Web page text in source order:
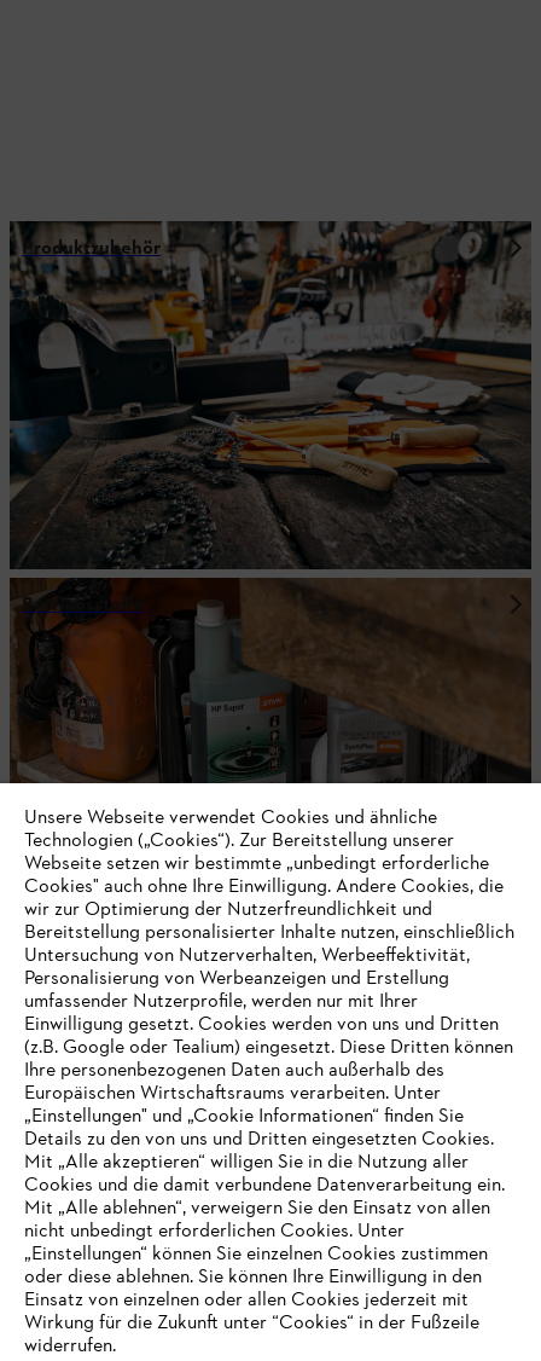
Produktzubehör
Betriebsstoffe
Persönliche Schutzausrüstung
Bleib auf dem Laufenden mit dem STIHL
Newsletter
E-Mail-Adresse
Jetzt 10 € Gutschein sichern
IHR BROWSER WIRD NICHT
UNTERSTÜTZT
Unsere Webseite verwendet Cookies und ähnliche
Technologien („Cookies“). Zur Bereitstellung unserer
Webseite setzen wir bestimmte „unbedingt erforderliche
Cookies" auch ohne Ihre Einwilligung. Andere Cookies, die
wir zur Optimierung der Nutzerfreundlichkeit und
Bereitstellung personalisierter Inhalte nutzen, einschließlich
Untersuchung von Nutzerverhalten, Werbeeffektivität,
Personalisierung von Werbeanzeigen und Erstellung
umfassender Nutzerprofile, werden nur mit Ihrer
Einwilligung gesetzt. Cookies werden von uns und Dritten
(z.B. Google oder Tealium) eingesetzt. Diese Dritten können
Ihre personenbezogenen Daten auch außerhalb des
Europäischen Wirtschaftsraums verarbeiten. Unter
„Einstellungen" und „Cookie Informationen“ finden Sie
Details zu den von uns und Dritten eingesetzten Cookies.
Mit „Alle akzeptieren“ willigen Sie in die Nutzung aller
Cookies und die damit verbundene Datenverarbeitung ein.
Mit „Alle ablehnen“, verweigern Sie den Einsatz von allen
nicht unbedingt erforderlichen Cookies. Unter
„Einstellungen“ können Sie einzelnen Cookies zustimmen
oder diese ablehnen. Sie können Ihre Einwilligung in den
Einsatz von einzelnen oder allen Cookies jederzeit mit
Wirkung für die Zukunft unter “Cookies“ in der Fußzeile
widerrufen.